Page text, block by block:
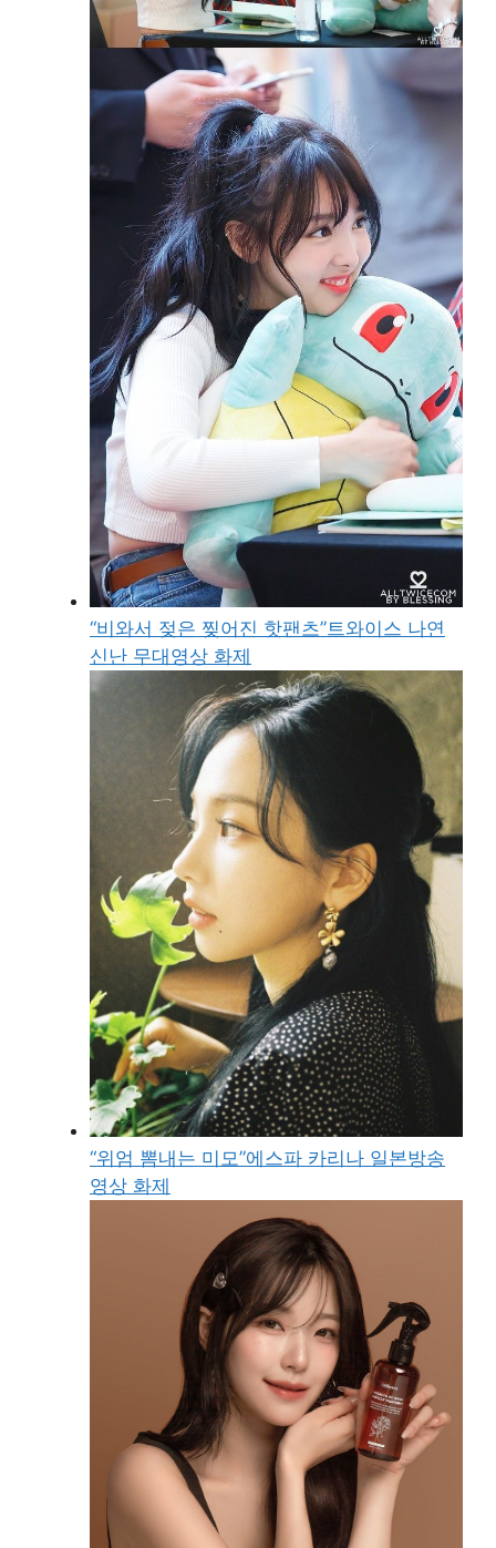
“비와서 젖은 찢어진 핫팬츠”트와이스 나연
신난 무대영상 화제
“위엄 뽐내는 미모”에스파 카리나 일본방송
영상 화제